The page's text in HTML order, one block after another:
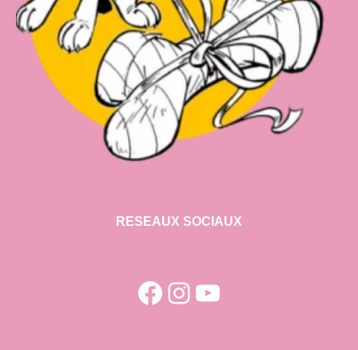
RESEAUX SOCIAUX
Facebook
Instagram
YouTube